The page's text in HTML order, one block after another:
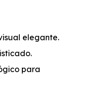
elegante.
para